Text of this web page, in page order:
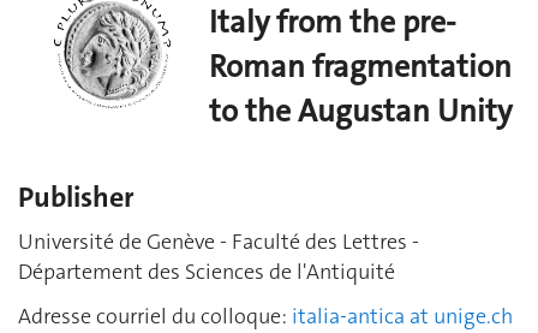
Italy from the pre-
Roman fragmentation
to the Augustan Unity
Publisher
Université de Genève - Faculté des Lettres -
Département des Sciences de l'Antiquité
Adresse courriel du colloque: italia-antica at unige.ch